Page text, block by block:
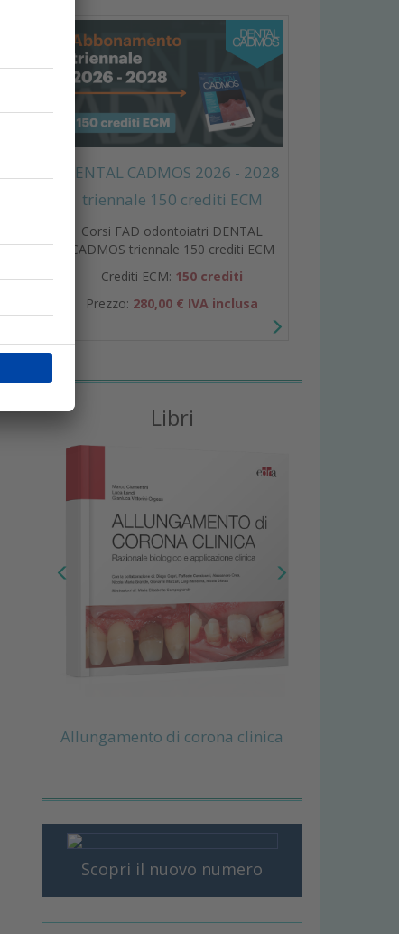
DENTAL CADMOS 2026 - 2028
triennale 150 crediti ECM
Corsi FAD odontoiatri DENTAL
CADMOS triennale 150 crediti ECM
Crediti ECM: 150 crediti
Prezzo: 280,00 € IVA inclusa
Libri
Allungamento di corona clinica
Scopri il nuovo numero